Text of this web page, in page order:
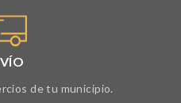
de tu municipio.